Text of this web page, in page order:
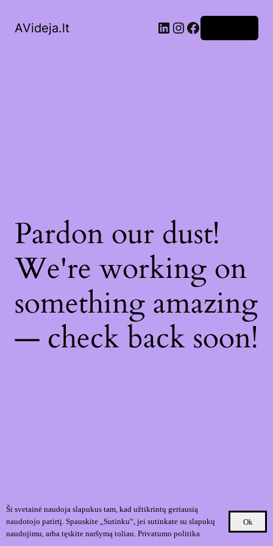
AVideja.lt LinkedIn
Instagram
Facebook
Pardon our dust!
We're working on
something amazing
— check back soon!
Ši svetainė naudoja slapukus tam, kad užtikrintų geriausią
naudotojo patirtį. Spauskite „Sutinku“, jei sutinkate su slapukų
naudojimu, arba tęskite naršymą toliau. Privatumo politika
Ok